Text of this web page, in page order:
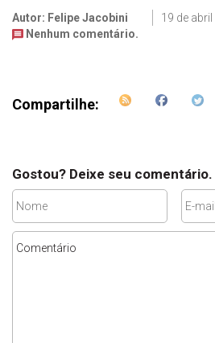
Autor: Felipe Jacobini
19 de
Nenhum comentário.
Compartilhe:
Gostou? Deixe seu comentário.